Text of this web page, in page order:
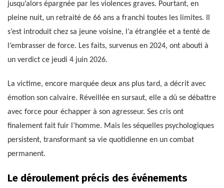
jusqu’alors épargnée par les violences graves. Pourtant, en
pleine nuit, un retraité de 66 ans a franchi toutes les limites. Il
s’est introduit chez sa jeune voisine, l’a étranglée et a tenté de
l’embrasser de force. Les faits, survenus en 2024, ont abouti à
un verdict ce jeudi 4 juin 2026.
La victime, encore marquée deux ans plus tard, a décrit avec
émotion son calvaire. Réveillée en sursaut, elle a dû se débattre
avec force pour échapper à son agresseur. Ses cris ont
finalement fait fuir l’homme. Mais les séquelles psychologiques
persistent, transformant sa vie quotidienne en un combat
permanent.
Le déroulement précis des événements